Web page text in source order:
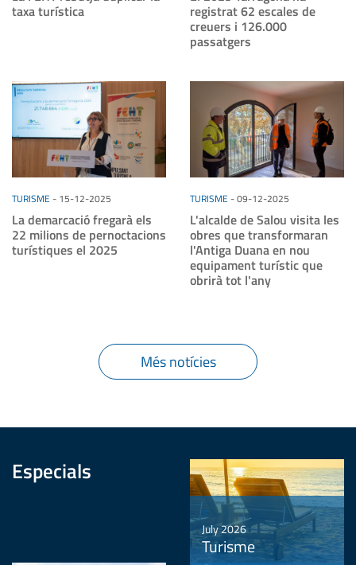
taxa turística registrat 62 escales de
creuers i 126.000
passatgers
TURISME - 15-12-2025
La demarcació fregarà els
22 milions de pernoctacions
turístiques el 2025
TURISME -09-12-2025
L'alcalde de Salou visita les
obres que transformaran
l'Antiga Duana en nou
equipament turístic que
obrirà tot l'any
Més notícies
Especials
<
July 2026
Turisme